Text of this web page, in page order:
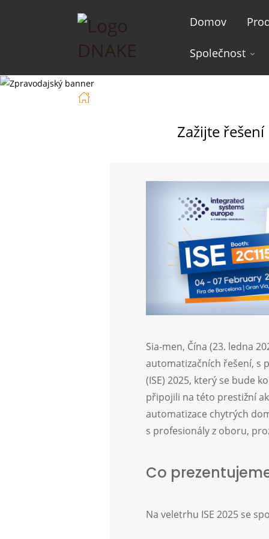
Domov
Společnost
Zažijte
Sia-men, Čína (23. ledna
automatizačních řešení, s
(ISE) 2025, který se bude
připojili na této prestižní
automatizace chytrých
s profesionály z oboru,
Co
Na veletrhu ISE 2025 se